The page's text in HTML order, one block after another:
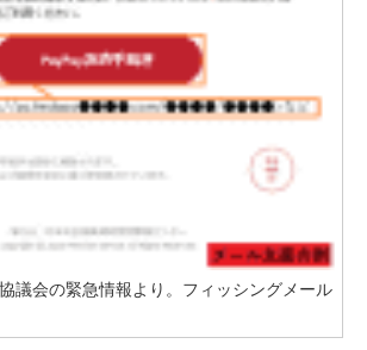
議会の緊急情報より。フィッシングメール